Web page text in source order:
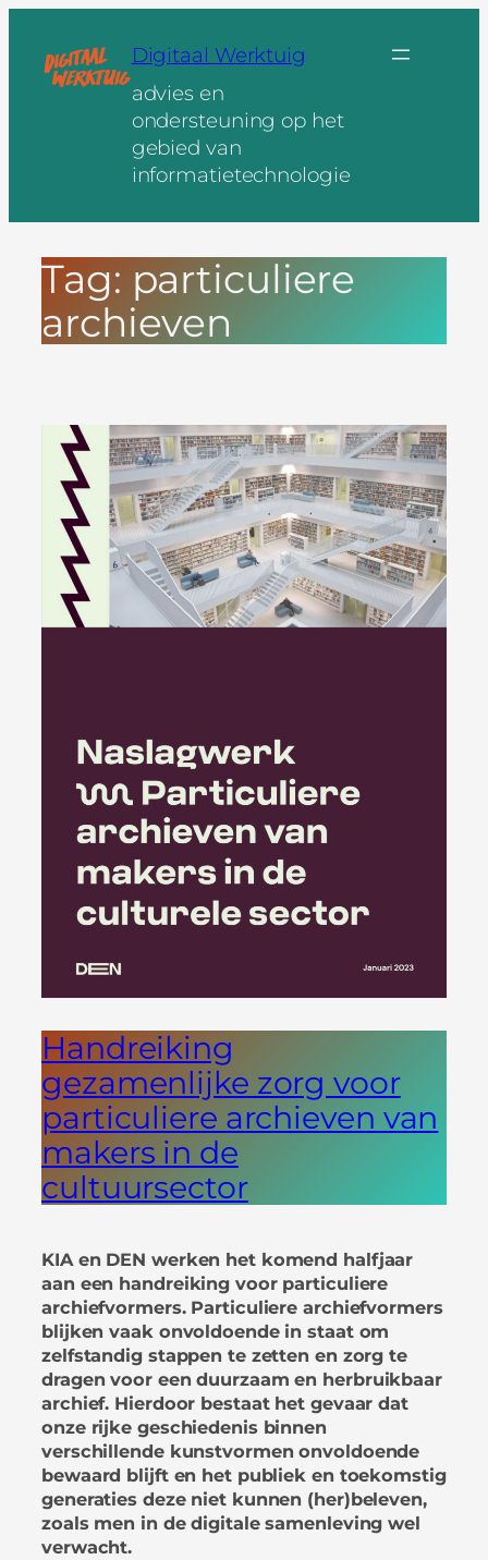
naar
Digitaal Werktuig
advies en
ondersteuning op het
gebied van
informatietechnologie
Tag: particuliere
archieven
Handreiking
gezamenlijke zorg voor
particuliere archieven van
makers in de
cultuursector
KIA en DEN werken het komend halfjaar
aan een handreiking voor particuliere
archiefvormers. Particuliere archiefvormers
blijken vaak onvoldoende in staat om
zelfstandig stappen te zetten en zorg te
dragen voor een duurzaam en herbruikbaar
archief. Hierdoor bestaat het gevaar dat
onze rijke geschiedenis binnen
verschillende kunstvormen onvoldoende
bewaard blijft en het publiek en toekomstig
generaties deze niet kunnen (her)beleven,
zoals men in de digitale samenleving wel
verwacht.